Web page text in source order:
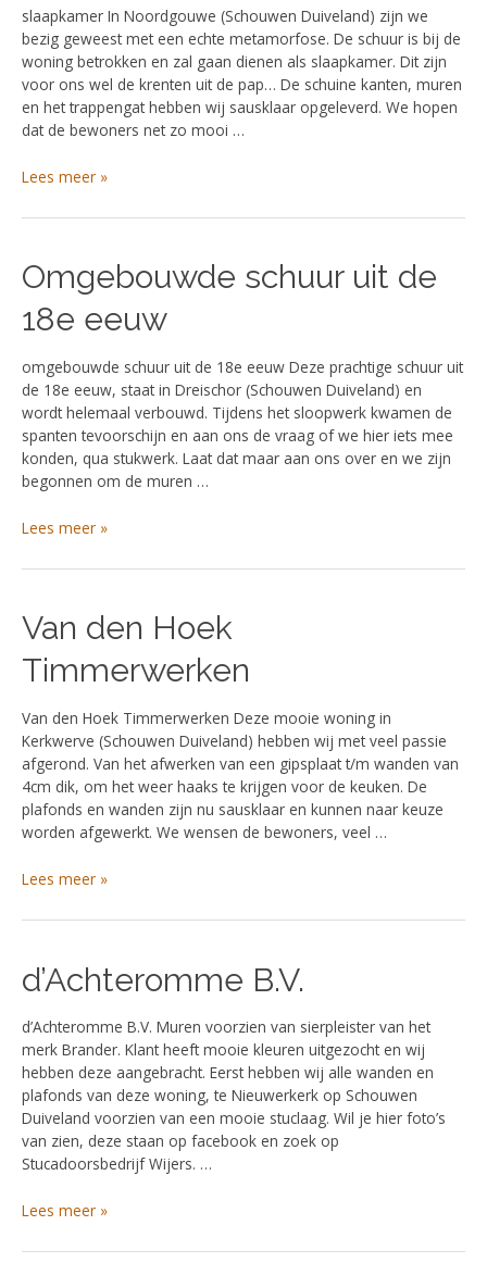
slaapkamer In Noordgouwe (Schouwen Duiveland) zijn we
bezig geweest met een echte metamorfose. De schuur is bij de
woning betrokken en zal gaan dienen als slaapkamer. Dit zijn
voor ons wel de krenten uit de pap… De schuine kanten, muren
en het trappengat hebben wij sausklaar opgeleverd. We hopen
dat de bewoners net zo mooi …
Lees meer »
Omgebouwde schuur uit de
18e eeuw
omgebouwde schuur uit de 18e eeuw Deze prachtige schuur uit
de 18e eeuw, staat in Dreischor (Schouwen Duiveland) en
wordt helemaal verbouwd. Tijdens het sloopwerk kwamen de
spanten tevoorschijn en aan ons de vraag of we hier iets mee
konden, qua stukwerk. Laat dat maar aan ons over en we zijn
begonnen om de muren …
Omgebouwde
schuur
uit
de
eeuw
Lees meer »
Van den Hoek
Timmerwerken
Van den Hoek Timmerwerken Deze mooie woning in
Kerkwerve (Schouwen Duiveland) hebben wij met veel passie
afgerond. Van het afwerken van een gipsplaat t/m wanden van
4cm dik, om het weer haaks te krijgen voor de keuken. De
plafonds en wanden zijn nu sausklaar en kunnen naar keuze
worden afgewerkt. We wensen de bewoners, veel …
Van
den
Hoek
Timmerwerken
Lees meer »
d’Achteromme B.V.
d’Achteromme B.V. Muren voorzien van sierpleister van het
merk Brander. Klant heeft mooie kleuren uitgezocht en wij
hebben deze aangebracht. Eerst hebben wij alle wanden en
plafonds van deze woning, te Nieuwerkerk op Schouwen
Duiveland voorzien van een mooie stuclaag. Wil je hier foto’s
van zien, deze staan op facebook en zoek op
Stucadoorsbedrijf Wijers. …
d’Achteromme
B.V.
Lees meer »